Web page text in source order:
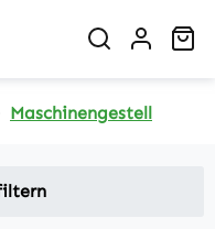
Maschinengestell